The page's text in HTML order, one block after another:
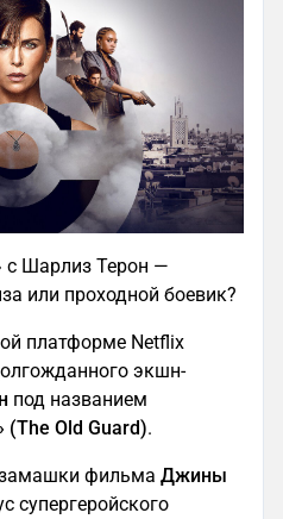
с Шарлиз Терон —
или проходной боевик?
платформе Netflix
экшн-
под названием
(The Old Guard).
фильма Джины
супергеройского